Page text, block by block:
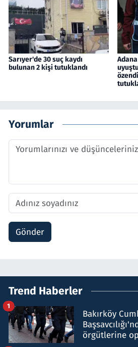
Sarıyer'de 30 suç kaydı
bulunan 2 kişi tutuklandı
Yorumlar
Gönder
Trend Haberler
Bakırköy
örgütlerine
1